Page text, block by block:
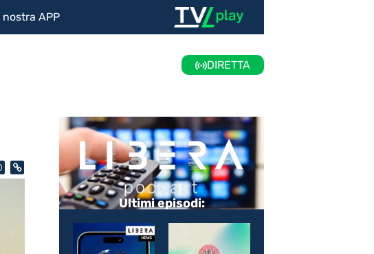
APP
DIRETTA
Ultimi episodi: